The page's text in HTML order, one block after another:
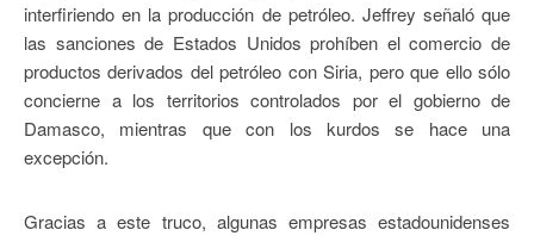
interfiriendo en la producción de petróleo. Jeffrey señaló que
las sanciones de Estados Unidos prohíben el comercio de
productos derivados del petróleo con Siria, pero que ello sólo
concierne a los territorios controlados por el gobierno de
Damasco, mientras que con los kurdos se hace una
excepción.
Gracias a este truco, algunas empresas estadounidenses